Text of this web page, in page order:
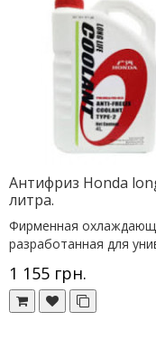
Антифриз Honda
литра.
Фирменная
разработанная для
1 155 грн.